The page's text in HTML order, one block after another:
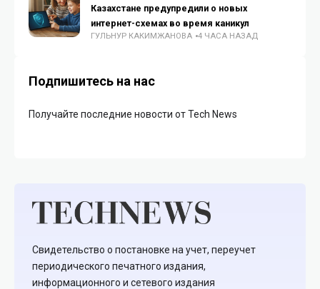
Казахстане предупредили о новых
интернет-схемах во время каникул
ГУЛЬНУР КАКИМЖАНОВА 4 ЧАСА НАЗАД
Подпишитесь на нас
Получайте последние новости от Tech News
Свидетельство о постановке на учет, переучет
периодического печатного издания,
информационного и сетевого издания